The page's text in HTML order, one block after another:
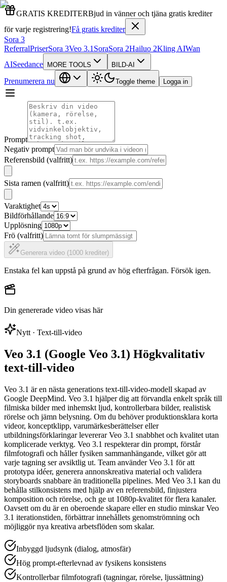
GRATIS KREDITERBjud in vänner och tjäna gratis krediter
för varje registrering!Få gratis krediter
Sora 3
ReferralPriserSora 3Veo 3.1 SoraSora 2Hailuo 2Kling AIWan
AISeedance MORE TOOLS BILD-AI
Prenumerera nu Toggle theme Logga in
Prompt
Negativ prompt
Referensbild (valfritt)
Sista ramen (valfritt)
Varaktighet
Bildförhållande
Upplösning
Frö (valfritt)
Generera video (1000 krediter)
Enstaka fel kan uppstå på grund av hög efterfrågan. Försök igen.
Din genererade video visas här
Nytt · Text-till-video
Veo 3.1 (Google Veo 3.1) Högkvalitativ
text-till-video
Veo 3.1 är en nästa generations text-till-video-modell skapad av
Google DeepMind. Veo 3.1 hjälper dig att förvandla enkelt språk till
filmiska bilder med inhemskt ljud, kontrollerbara bilder, realistisk
rörelse och jämn belysning. Om du behöver produktionsklara korta
videor, konceptklipp, varumärkesberättelser eller
utbildningsförklaringar levererar Veo 3.1 snabbhet och kvalitet utan
komplicerade verktyg. Veo 3.1 respekterar din prompt, förstår
filmfotografi och håller fysiken sammanhängande, vilket gör att
varje tagning ser avsiktlig ut. Team använder Veo 3.1 för att
prototypa idéer, generera annonskreativa material och validera
storyboards snabbare än traditionella pipelines. Med Veo 3.1 kan du
behålla stilkonsistens med hjälp av en referensbild, finjustera
komposition och rörelse, och ge ut 1080p-kvalitet för flera kanaler.
Oavsett om du är en oberoende skapare eller en studio minskar Veo
3.1 iterationstiden, förbättrar innehållets genomströmning och
möjliggör nya kreativa arbetsflöden som skalar.
Inbyggd ljudsynk (dialog, atmosfär)
Hög prompt-efterlevnad av fysikens konsistens
Kontrollerbar filmfotografi (tagningar, rörelse, ljussättning)